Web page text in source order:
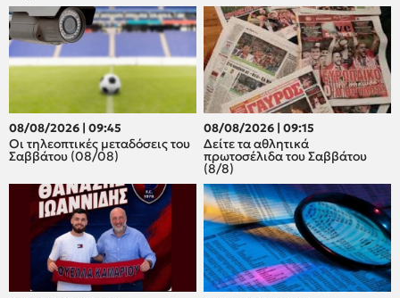
08/08/2026 | 09:45
Οι τηλεοπτικές μεταδόσεις του
Σαββάτου (08/08)
08/08/2026 | 09:15
Δείτε τα αθλητικά
πρωτοσέλιδα του Σαββάτου
(8/8)